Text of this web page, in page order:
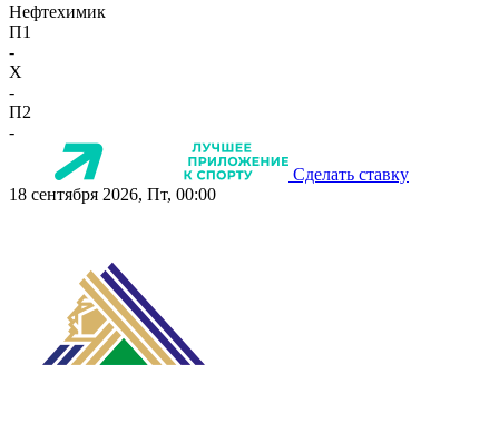
Нефтехимик
П1
-
X
-
П2
-
Сделать ставку
18 сентября 2026, Пт, 00:00